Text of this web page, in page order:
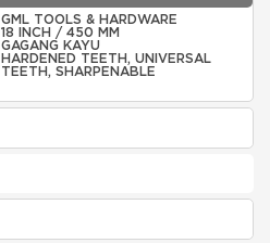
GML TOOLS & HARDWARE
18 INCH / 450 MM
GAGANG KAYU
HARDENED TEETH, UNIVERSAL
TEETH, SHARPENABLE